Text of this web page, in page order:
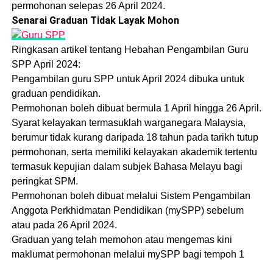
permohonan selepas 26 April 2024.
Senarai Graduan Tidak Layak Mohon
Ringkasan artikel tentang Hebahan Pengambilan Guru
SPP April 2024:
Pengambilan guru SPP untuk April 2024 dibuka untuk
graduan pendidikan.
Permohonan boleh dibuat bermula 1 April hingga 26 April.
Syarat kelayakan termasuklah warganegara Malaysia,
berumur tidak kurang daripada 18 tahun pada tarikh tutup
permohonan, serta memiliki kelayakan akademik tertentu
termasuk kepujian dalam subjek Bahasa Melayu bagi
peringkat SPM.
Permohonan boleh dibuat melalui Sistem Pengambilan
Anggota Perkhidmatan Pendidikan (mySPP) sebelum
atau pada 26 April 2024.
Graduan yang telah memohon atau mengemas kini
maklumat permohonan melalui mySPP bagi tempoh 1